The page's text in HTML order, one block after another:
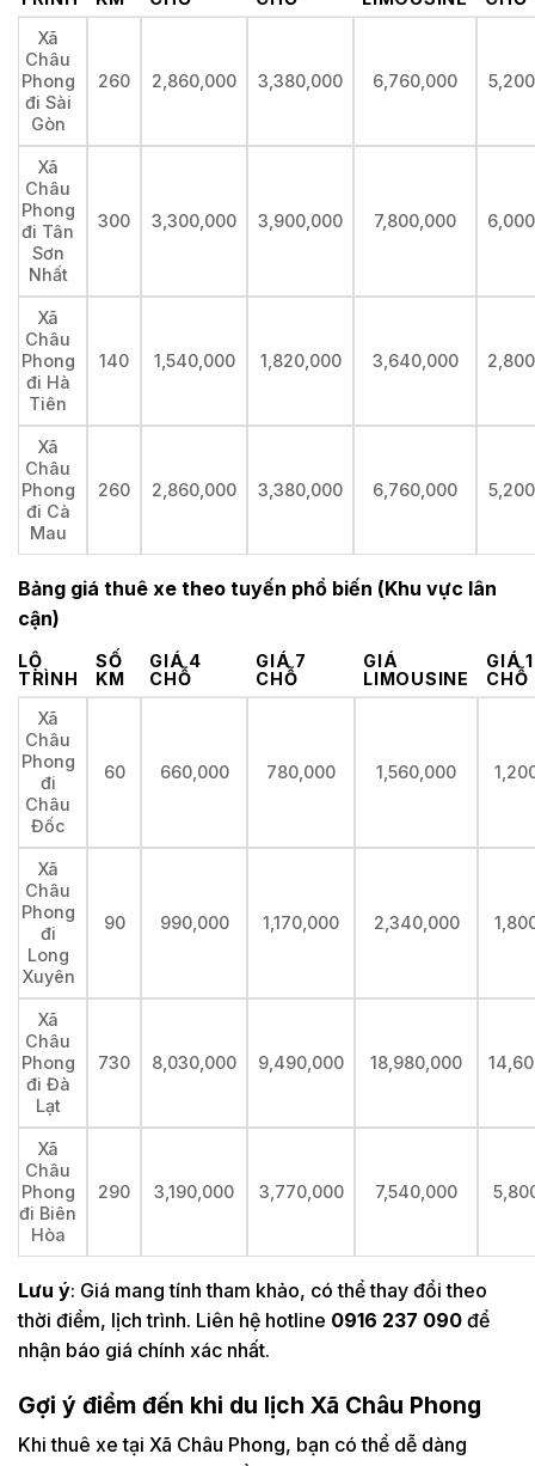
Xã
Châu
Phong
đi Sài
Gòn
260 2,860,000 3,380,000 6,760,000
Xã
Châu
Phong
đi Tân
Sơn
Nhất
300 3,300,000 3,900,000 7,800,000
Xã
Châu
Phong
đi Hà
Tiên
140 1,540,000 1,820,000 3,640,000
Xã
Châu
Phong
đi Cà
Mau
260 2,860,000 3,380,000 6,760,000
Bảng giá thuê xe theo tuyến phổ biến (Khu vực lân
cận)
LỘ
TRÌNH
SỐ
KM
GIÁ 4
CHỖ
GIÁ 7
CHỖ
GIÁ
LIMOUSINE
GIÁ
CHỖ
Xã
Châu
Phong
đi
Châu
Đốc
60 660,000 780,000 1,560,000
Xã
Châu
Phong
đi
Long
Xuyên
90 990,000 1,170,000 2,340,000
Xã
Châu
Phong
đi Đà
Lạt
730 8,030,000 9,490,000 18,980,000
Xã
Châu
Phong
đi Biên
Hòa
290 3,190,000 3,770,000 7,540,000
Lưu ý: Giá mang tính tham khảo, có thể thay đổi theo
thời điểm, lịch trình. Liên hệ hotline 0916 237 090 để
nhận báo giá chính xác nhất.
Gợi ý điểm đến khi du lịch Xã Châu Phong
Khi thuê xe tại Xã Châu Phong, bạn có thể dễ dàng